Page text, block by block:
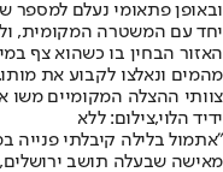
ובאופן פתאומי נעלם למספר
יחד עם המשטרה המקומית,
האזור הבחין בו כשהוא צף
מהמים ונאלצו לקבוע את מותו.
צוותי ההצלה המקומיים משו
ידיד הלוי,צילום: ללא